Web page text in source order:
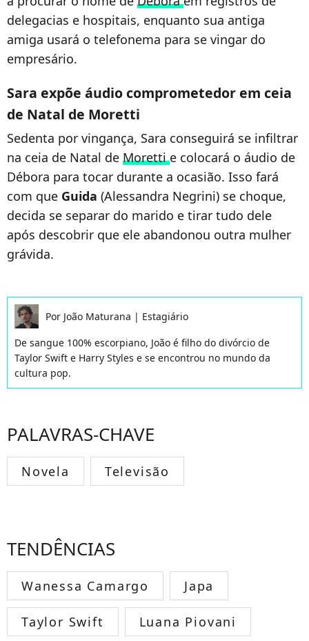
delegacias e hospitais, enquanto sua antiga
amiga usará o telefonema para se vingar do
empresário.
Sara expõe áudio comprometedor em ceia
de Natal de Moretti
Sedenta por vingança, Sara conseguirá se infiltrar
na ceia de Natal de Morettie colocará o áudio de
Débora para tocar durante a ocasião. Isso fará
com que Guida (Alessandra Negrini) se choque,
decida se separar do marido e tirar tudo dele
após descobrir que ele abandonou outra mulher
grávida.
Por João Maturana | Estagiário
De sangue 100% escorpiano, João é filho do divórcio de
Taylor Swift e Harry Styles e se encontrou no mundo da
cultura pop.
PALAVRAS-CHAVE
Novela Televisão
TENDÊNCIAS
Wanessa Camargo Japa
Taylor Swift Luana Piovani